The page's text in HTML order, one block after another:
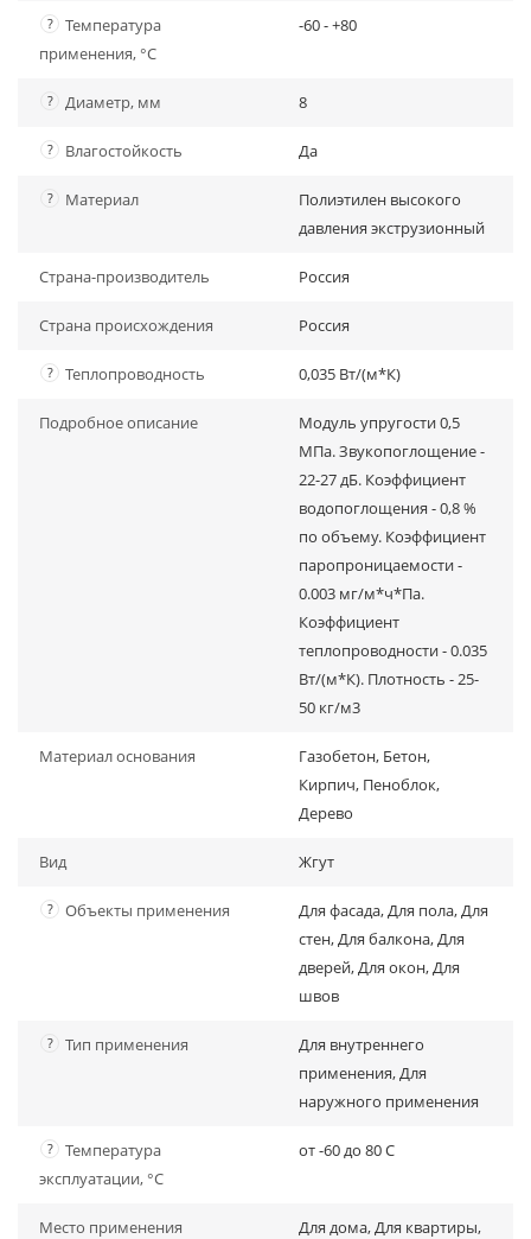
?
Температура
применения, °С
-60 - +80
? Диаметр, мм 8
? Влагостойкость Да
? Материал
Полиэтилен высокого
давления экструзионный
Страна-производитель Россия
Страна происхождения Россия
? Теплопроводность 0,035 Вт/(м*К)
Подробное описание
Модуль упругости 0,5
МПа. Звукопоглощение -
22-27 дБ. Коэффициент
водопоглощения - 0,8 %
по объему. Коэффициент
паропроницаемости -
0.003 мг/м*ч*Па.
Коэффициент
теплопроводности - 0.035
Вт/(м*К). Плотность - 25-
50 кг/м3
Материал основания
Газобетон, Бетон,
Кирпич, Пеноблок,
Дерево
Вид Жгут
? Объекты применения
Для фасада, Для пола, Для
стен, Для балкона, Для
дверей, Для окон, Для
швов
? Тип применения
Для внутреннего
применения, Для
наружного применения
?
Температура
эксплуатации, °С
от -60 до 80 C
Место применения
Для дома, Для квартиры,